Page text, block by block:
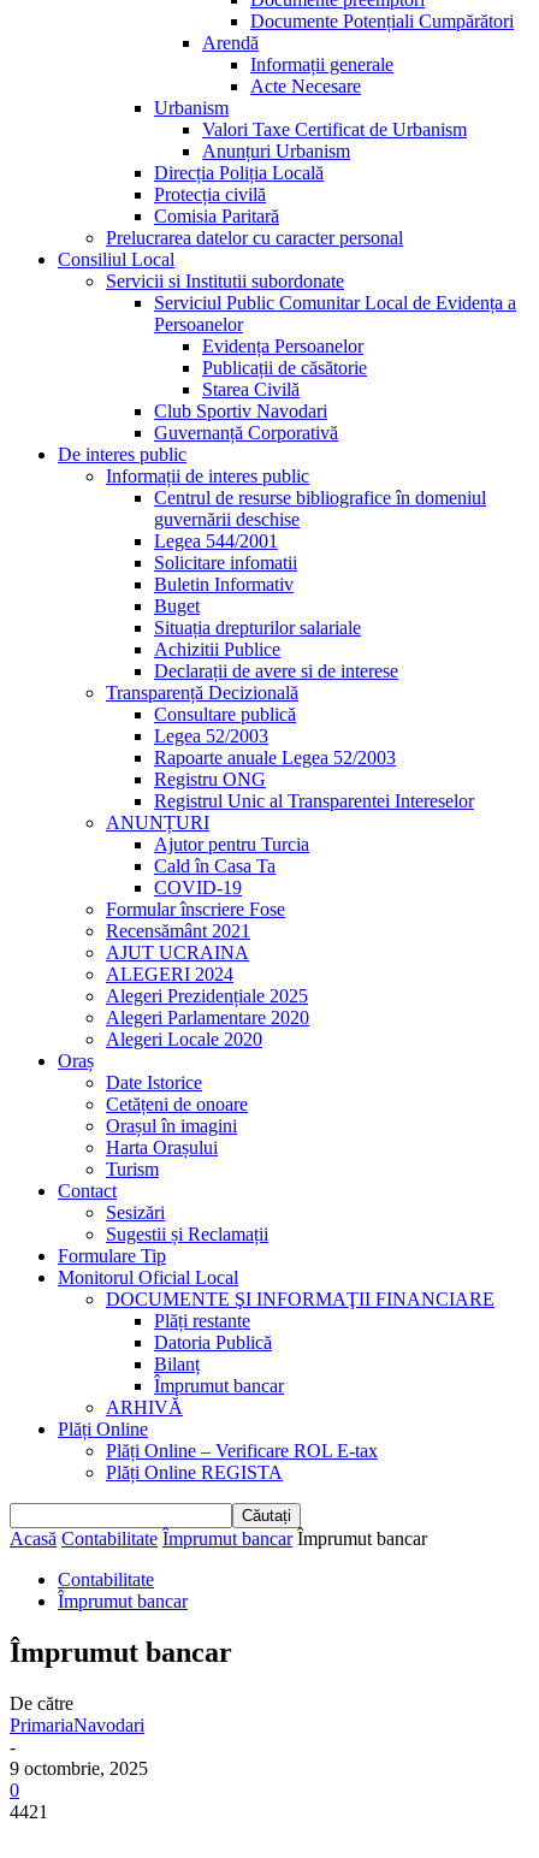
Documente Potențiali Cumpărători
Arendă
Informații generale
Acte Necesare
Urbanism
Valori Taxe Certificat de Urbanism
Anunțuri Urbanism
Direcția Poliția Locală
Protecția civilă
Comisia Paritară
Prelucrarea datelor cu caracter personal
Consiliul Local
Servicii si Institutii subordonate
Serviciul Public Comunitar Local de Evidența a
Persoanelor
Evidența Persoanelor
Publicații de căsătorie
Starea Civilă
Club Sportiv Navodari
Guvernanță Corporativă
De interes public
Informații de interes public
Centrul de resurse bibliografice în domeniul
guvernării deschise
Legea 544/2001
Solicitare infomatii
Buletin Informativ
Buget
Situația drepturilor salariale
Achizitii Publice
Declarații de avere si de interese
Transparență Decizională
Consultare publică
Legea 52/2003
Rapoarte anuale Legea 52/2003
Registru ONG
Registrul Unic al Transparentei Intereselor
ANUNȚURI
Ajutor pentru Turcia
Cald în Casa Ta
COVID-19
Formular înscriere Fose
Recensământ 2021
AJUT UCRAINA
ALEGERI 2024
Alegeri Prezidențiale 2025
Alegeri Parlamentare 2020
Alegeri Locale 2020
Oraș
Date Istorice
Cetățeni de onoare
Orașul în imagini
Harta Orașului
Turism
Contact
Sesizări
Sugestii și Reclamații
Formulare Tip
Monitorul Oficial Local
DOCUMENTE ŞI INFORMAŢII FINANCIARE
Plăți restante
Datoria Publică
Bilanț
Împrumut bancar
ARHIVĂ
Plăți Online
Plăți Online – Verificare ROL E-tax
Plăți Online REGISTA
Acasă Contabilitate Împrumut bancar Împrumut bancar
Contabilitate
Împrumut bancar
Împrumut bancar
De către
PrimariaNavodari
-
9 octombrie, 2025
0
4421